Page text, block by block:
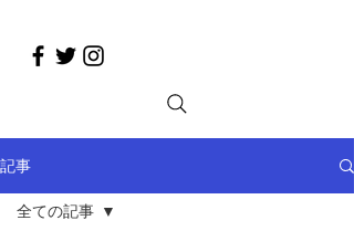
記事
全ての記事